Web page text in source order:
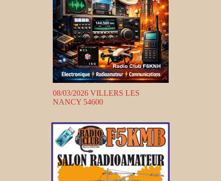
08/03/2026 VILLERS LES
NANCY 54600